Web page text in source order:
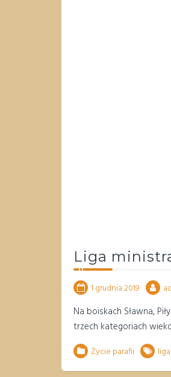
Liga
1 grudnia 2019
Na boiskach Sławna,
trzech kategoriach
Życie parafii